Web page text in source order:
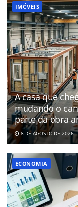
IMÓVEIS
A casa que
mudando o
parte da obra
8 DE AGOSTO DE 2026
ECONOMIA